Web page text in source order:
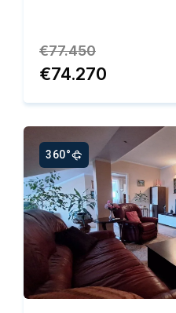
€77.450
€74.270
360°
Ekskluzivna ponuda